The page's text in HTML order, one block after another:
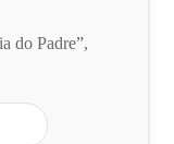
do Padre”,